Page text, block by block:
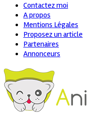
Contactez moi
A propos
Mentions Légales
Proposez un article
Partenaires
Annonceurs